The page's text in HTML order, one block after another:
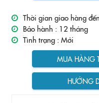
Thời gian giao hàng
Bảo hành : 12 tháng
Tình trạng : Mới
MUA HÀNG
HƯỚNG